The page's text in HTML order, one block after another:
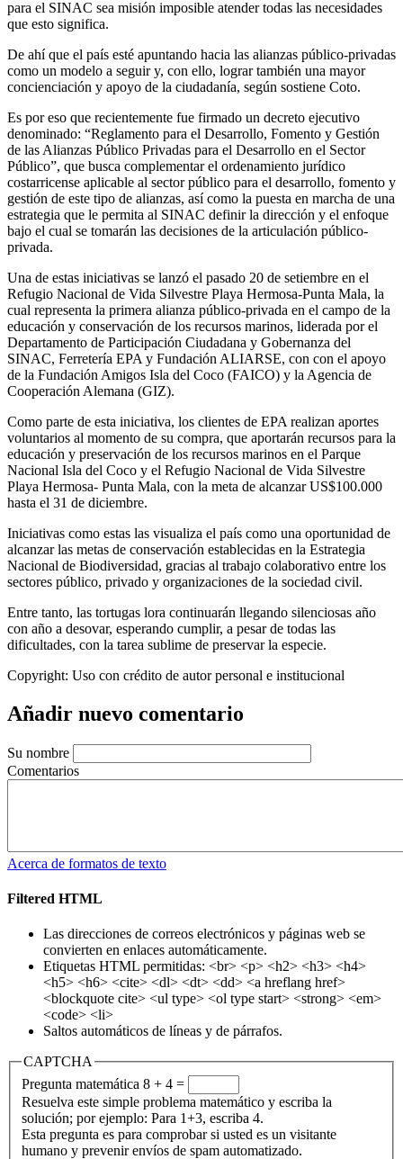
para el SINAC sea misión imposible atender todas las necesidades
que esto significa.
De ahí que el país esté apuntando hacia las alianzas público-privadas
como un modelo a seguir y, con ello, lograr también una mayor
concienciación y apoyo de la ciudadanía, según sostiene Coto.
Es por eso que recientemente fue firmado un decreto ejecutivo
denominado: “Reglamento para el Desarrollo, Fomento y Gestión
de las Alianzas Público Privadas para el Desarrollo en el Sector
Público”, que busca complementar el ordenamiento jurídico
costarricense aplicable al sector público para el desarrollo, fomento y
gestión de este tipo de alianzas, así como la puesta en marcha de una
estrategia que le permita al SINAC definir la dirección y el enfoque
bajo el cual se tomarán las decisiones de la articulación público-
privada.
Una de estas iniciativas se lanzó el pasado 20 de setiembre en el
Refugio Nacional de Vida Silvestre Playa Hermosa-Punta Mala, la
cual representa la primera alianza público-privada en el campo de la
educación y conservación de los recursos marinos, liderada por el
Departamento de Participación Ciudadana y Gobernanza del
SINAC, Ferretería EPA y Fundación ALIARSE, con con el apoyo
de la Fundación Amigos Isla del Coco (FAICO) y la Agencia de
Cooperación Alemana (GIZ).
Como parte de esta iniciativa, los clientes de EPA realizan aportes
voluntarios al momento de su compra, que aportarán recursos para la
educación y preservación de los recursos marinos en el Parque
Nacional Isla del Coco y el Refugio Nacional de Vida Silvestre
Playa Hermosa- Punta Mala, con la meta de alcanzar US$100.000
hasta el 31 de diciembre.
Iniciativas como estas las visualiza el país como una oportunidad de
alcanzar las metas de conservación establecidas en la Estrategia
Nacional de Biodiversidad, gracias al trabajo colaborativo entre los
sectores público, privado y organizaciones de la sociedad civil.
Entre tanto, las tortugas lora continuarán llegando silenciosas año
con año a desovar, esperando cumplir, a pesar de todas las
dificultades, con la tarea sublime de preservar la especie.
Copyright: Uso con crédito de autor personal e institucional
Añadir nuevo comentario
Su nombre
Comentarios
Acerca de formatos de texto
Filtered HTML
Las direcciones de correos electrónicos y páginas web se
convierten en enlaces automáticamente.
Etiquetas HTML permitidas: <br> <p> <h2> <h3> <h4>
<h5> <h6> <cite> <dl> <dt> <dd> <a hreflang href>
<blockquote cite> <ul type> <ol type start> <strong> <em>
<code> <li>
Saltos automáticos de líneas y de párrafos.
CAPTCHA
Pregunta matemática 8 + 4 =
Resuelva este simple problema matemático y escriba la
solución; por ejemplo: Para 1+3, escriba 4.
Esta pregunta es para comprobar si usted es un visitante
humano y prevenir envíos de spam automatizado.